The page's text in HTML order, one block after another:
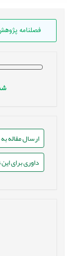
فصلنامه
ارسال مقاله
داوری برای